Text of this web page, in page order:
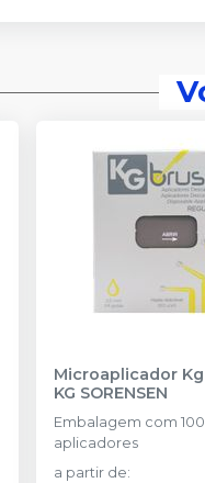
Microaplicador
KG SORENSEN
Embalagem com 100
aplicadores
a partir de: